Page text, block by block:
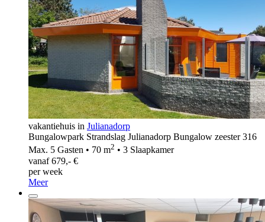
vakantiehuis in Julianadorp
Bungalowpark Strandslag Julianadorp Bungalow zeester 316
Max. 5 Gasten • 70 m2 • 3 Slaapkamer
vanaf 679,- €
per week
Meer